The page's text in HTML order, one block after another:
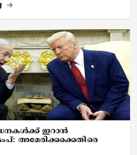
ഇറാൻ
അമേരിക്കക്കെതിരെ